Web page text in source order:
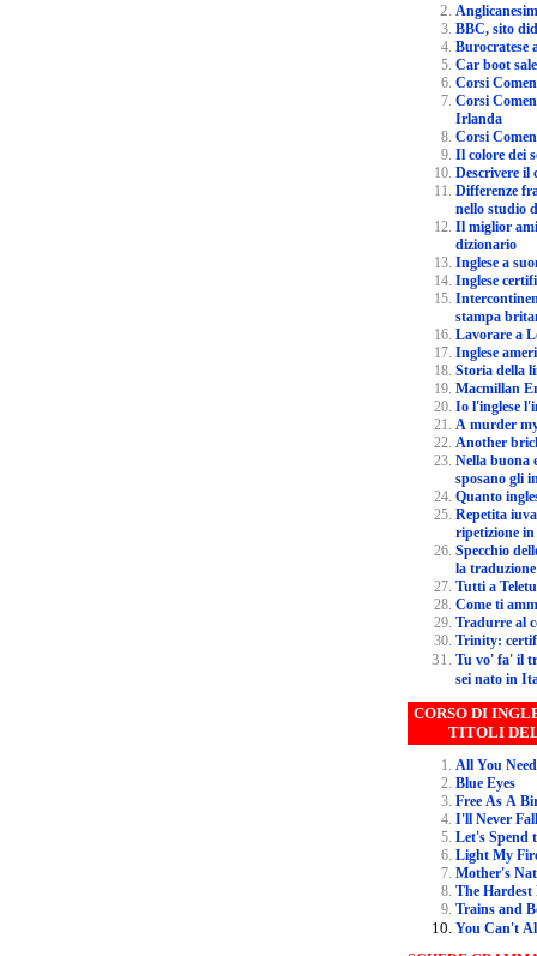
BBC,
Burocratese
Car boot
Corsi Comenius per
Irlanda
Il colore dei
Descrivere il
Differenze fra
nello studio
Il miglior amico di chi studia: il
dizionario
Inglese a
Inglese
stampa
Lavorare a
Inglese
Storia
Io l'inglese
A
Nella buona e
sposano gli
Repetita
ripetizione
Specchio
la
Tutti a
Come
Tradurre al
Tu vo' fa' il traduttore, il traduttore... ma
sei nato in
CORSO DI
TITOLI
All You
Blue Eyes
Free As A
I'll Never
Let's Spend
Light My
Mother's
The Hardest
Trains and
You Can't